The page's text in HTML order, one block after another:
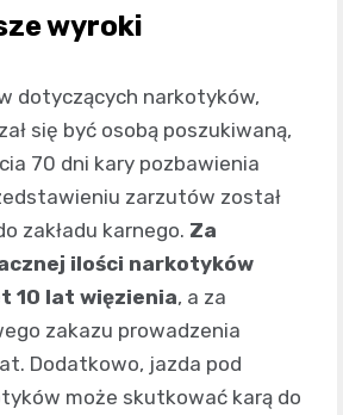
wyroki
dotyczących narkotyków,
się być osobą poszukiwaną,
70 dni kary pozbawienia
zarzutów został
zakładu karnego. Za
ilości narkotyków
10 lat więzienia, a za
zakazu prowadzenia
Dodatkowo, jazda pod
może skutkować karą do